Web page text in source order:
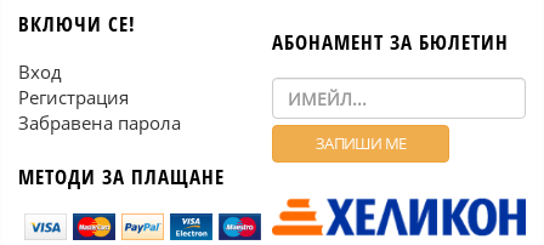
ВКЛЮЧИ СЕ!
Вход
Регистрация
Забравена парола
МЕТОДИ ЗА ПЛАЩАНЕ
АБОНАМЕНТ ЗА БЮЛЕТИН